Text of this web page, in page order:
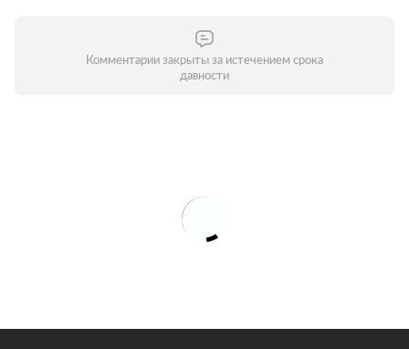
Комментарии закрыты за истечением срока
давности